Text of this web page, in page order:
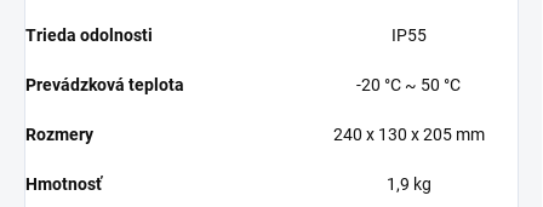
Trieda odolnosti IP55
Prevádzková teplota -20 °C ~ 50 °C
Rozmery 240 x 130 x 205 mm
Hmotnosť 1,9 kg